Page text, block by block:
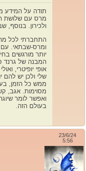
תודה על המידע
מרס עם שלושת
ולכירון. בנוסף,
התחברתי לכל
ומרס-שבתאי. עם
יותר מורגשים
המבנה של גרנד
אופי יופיטרי,
שלי ולכן יש להם
ממש כל הזמן,
מסוימות. אגב,
ואפשר לומר
בעולם הזה.
23/6/24
5:56